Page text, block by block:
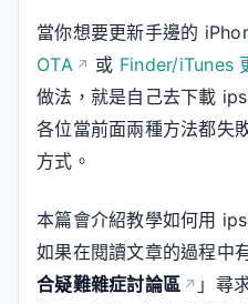
當你想要更新手邊的
OTA
或 Finder/iTunes
做法，就是自己去下載
各位當前面兩種方法都失
方式。
本篇會介紹教學如何用
如果在閱讀文章的過程中
合疑難雜症討論區
」尋